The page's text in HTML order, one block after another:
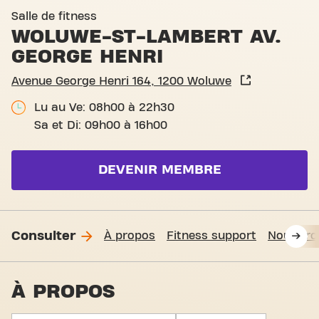
Salle de fitness
WOLUWE-ST-LAMBERT AV.
GEORGE HENRI
Avenue George Henri 164, 1200 Woluwe
Lu au Ve: 08h00 à 22h30
Sa et Di: 09h00 à 16h00
DEVENIR MEMBRE
Consulter À propos Fitness support Nous
À PROPOS